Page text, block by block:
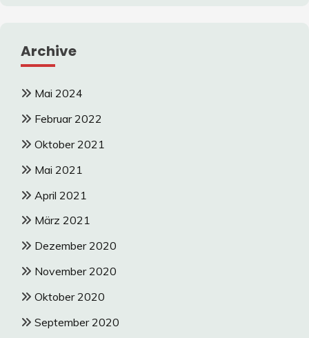
Archive
Mai 2024
Februar 2022
Oktober 2021
Mai 2021
April 2021
März 2021
Dezember 2020
November 2020
Oktober 2020
September 2020